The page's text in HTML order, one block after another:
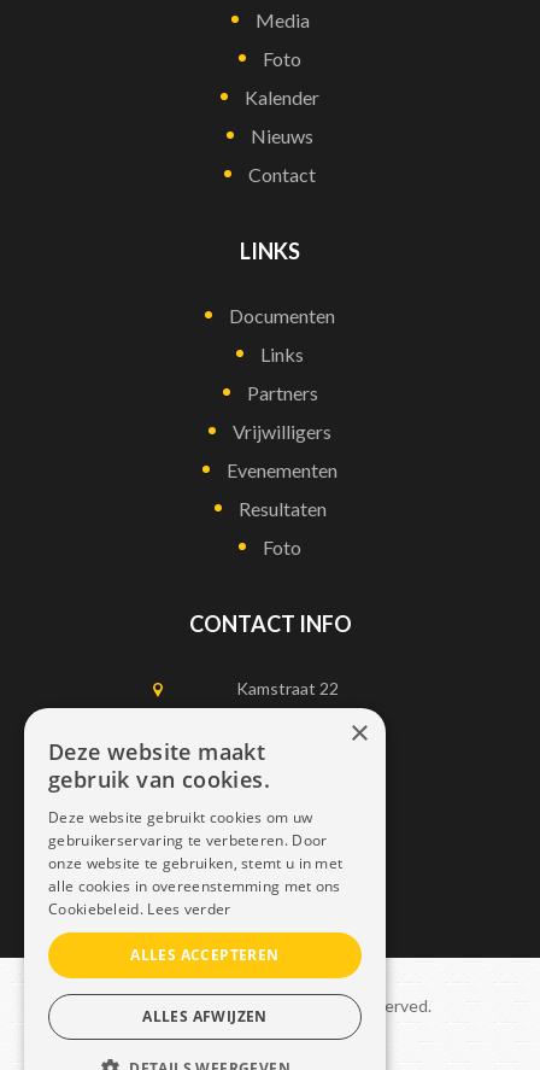
Media
Foto
Kalender
Nieuws
Contact
LINKS
Documenten
Links
Partners
Vrijwilligers
Evenementen
Resultaten
Foto
CONTACT INFO
Kamstraat 22
1750 Lennik
0497452898
info@dais.be
Copyright © 2021 Dais. All rights reserved.
Sitemap–GDPR
×
Deze website maakt
gebruik van cookies.
Deze website gebruikt cookies om uw
gebruikerservaring te verbeteren. Door
onze website te gebruiken, stemt u in met
alle cookies in overeenstemming met ons
Cookiebeleid. Lees verder
ALLES ACCEPTEREN
ALLES AFWIJZEN